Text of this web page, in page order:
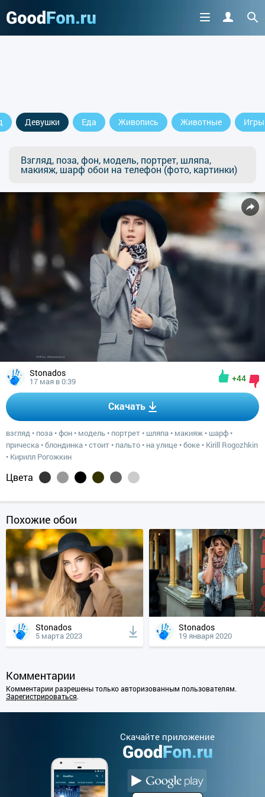
Девушки Еда Живопись Животные Игры
Взгляд, поза, фон, модель, портрет, шляпа,
макияж, шарф обои на телефон (фото, картинки)
Stonados
17 мая в 0:39 +44
Скачать
взгляд • поза •фон • модель • портрет • шляпа • макияж • шарф •
прическа •блондинка •стоит • пальто • на улице •боке • Kirill Rogozhkin
• Кирилл Рогожкин
Цвета
Похожие обои
Stonados
5 марта 2023
Stonados
19 января 2020
Комментарии
Комментарии разрешены только авторизованным пользователям.
Зарегистрироваться.
Cкачайте приложение